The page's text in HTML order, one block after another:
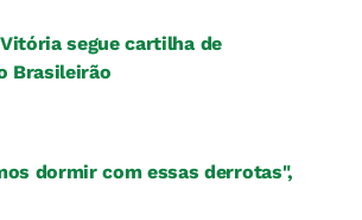
segue cartilha de
Brasileirão
dormir com essas derrotas",